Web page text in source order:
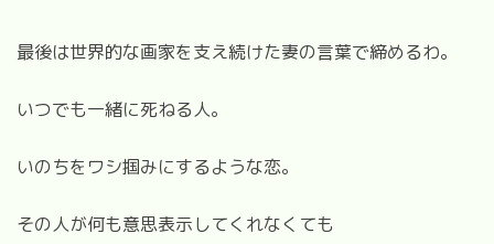
最後は世界的な画家を支え続けた妻の言葉で締めるわ。
いつでも一緒に死ねる人。
いのちをワシ掴みにするような恋。
その人が何も意思表示してくれなくても